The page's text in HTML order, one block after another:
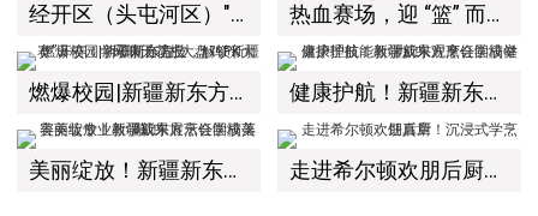
经开区（头屯河区）"3+10"公共就业服务进校园暨新疆新东方烹饪学校人才双选会+校企签约仪式圆满举行 热血赛场，迎 “篮” 而上｜新疆新东方烹饪学校篮球赛进行中！以技筑梦，乐享青春
燃爆校园|新疆新东方“大盘鸡PK大赛”开赛！学子同台竞技，解锁新疆风味天花板 健康护航！新疆新东方烹饪学校健康护理技能教学成果观摩会圆满举办！
美丽绽放！新疆新东方烹饪学校美容美妆专业教学成果展示会圆满落幕！ 走进希尔顿欢朋后厨！沉浸式学烹饪真章